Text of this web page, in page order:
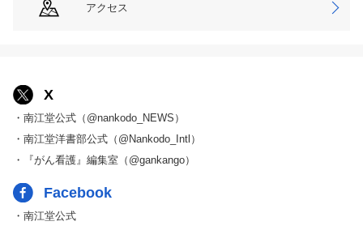
アクセス
X
・南江堂公式（@nankodo_NEWS）
・南江堂洋書部公式（@Nankodo_Intl）
・『がん看護』編集室（@gankango）
Facebook
・南江堂公式